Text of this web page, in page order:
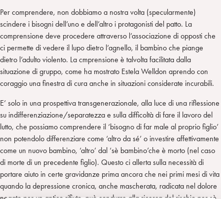
Per comprendere, non dobbiamo a nostra volta (specularmente)
scindere i bisogni dell’uno e dell’altro i protagonisti del patto. La
comprensione deve procedere attraverso l’associazione di opposti che
ci permette di vedere il lupo dietro l’agnello, il bambino che piange
dietro l’adulto violento. La cmprensione è talvolta facilitata dalla
situazione di gruppo, come ha mostrato Estela Welldon aprendo con
coraggio una finestra di cura anche in situazioni considerate incurabili.
E’ solo in una prospettiva transgenerazionale, alla luce di una riflessione
su indifferenziazione/separatezza e sulla difficoltà di fare il lavoro del
lutto, che possiamo comprendere il ‘bisogno di far male al proprio figlio’
non potendolo differenziare come ‘altro da sé’ o investire affettivamente
come un nuovo bambino, ‘altro’ dal ‘sè bambino’che è morto (nel caso
di morte di un precedente figlio). Questo ci allerta sulla necessità di
portare aiuto in certe gravidanze prima ancora che nei primi mesi di vita
quando la depressione cronica, anche mascherata, radicata nel dolore